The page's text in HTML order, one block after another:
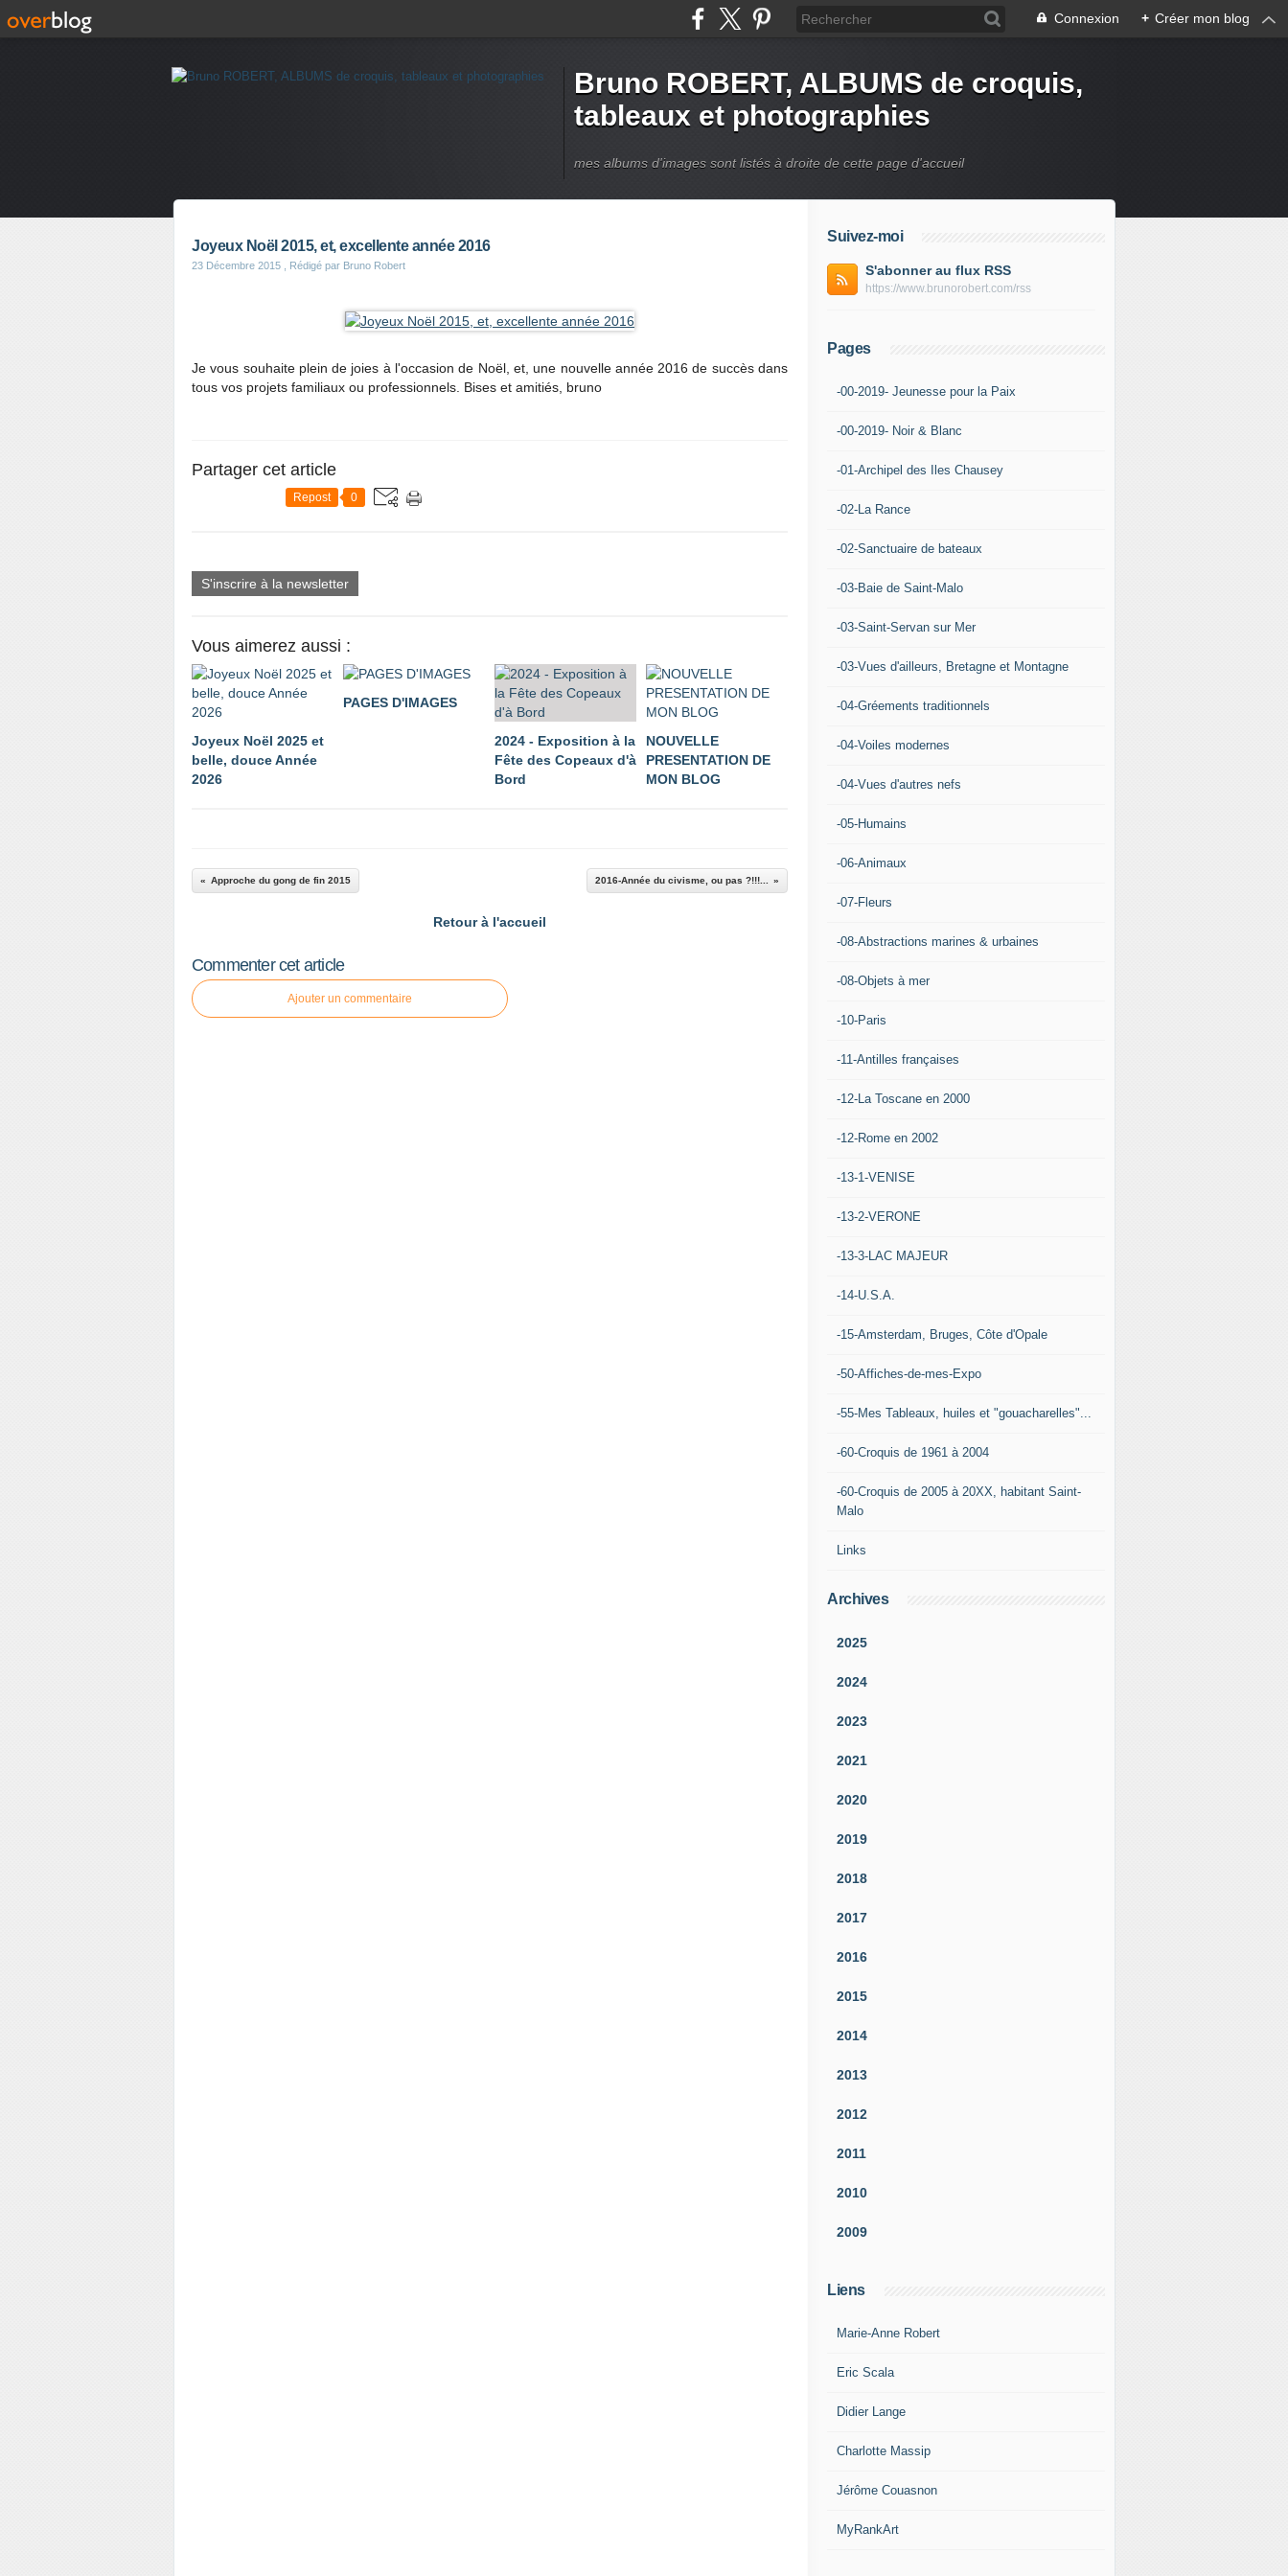
Connexion + Créer mon blog
Bruno ROBERT, ALBUMS de croquis,
tableaux et photographies
mes albums d'images sont listés à droite de cette page d'accueil
Joyeux Noël 2015, et, excellente année 2016
23 Décembre 2015 , Rédigé par Bruno Robert
Je vous souhaite plein de joies à l'occasion de Noël, et, une nouvelle année 2016 de succès dans
tous vos projets familiaux ou professionnels. Bises et amitiés, bruno
Partager cet article
Repost 0
S'inscrire à la newsletter
Vous aimerez aussi :
Joyeux Noël 2025 et
belle, douce Année
2026
PAGES D'IMAGES
2024 - Exposition à la
Fête des Copeaux d'à
Bord
NOUVELLE
PRESENTATION DE
MON BLOG
Approche du gong de fin 2015 2016-Année du civisme, ou pas ?!!!...
Retour à l'accueil
Commenter cet article
Ajouter un commentaire
Suivez-moi
S'abonner au flux RSS
https://www.brunorobert.com/rss
Pages
-00-2019- Jeunesse pour la Paix
-00-2019- Noir & Blanc
-01-Archipel des Iles Chausey
-02-La Rance
-02-Sanctuaire de bateaux
-03-Baie de Saint-Malo
-03-Saint-Servan sur Mer
-03-Vues d'ailleurs, Bretagne et Montagne
-04-Gréements traditionnels
-04-Voiles modernes
-04-Vues d'autres nefs
-05-Humains
-06-Animaux
-07-Fleurs
-08-Abstractions marines & urbaines
-08-Objets à mer
-10-Paris
-11-Antilles françaises
-12-La Toscane en 2000
-12-Rome en 2002
-13-1-VENISE
-13-2-VERONE
-13-3-LAC MAJEUR
-14-U.S.A.
-15-Amsterdam, Bruges, Côte d'Opale
-50-Affiches-de-mes-Expo
-55-Mes Tableaux, huiles et "gouacharelles"...
-60-Croquis de 1961 à 2004
-60-Croquis de 2005 à 20XX, habitant Saint-
Malo
Links
Archives
2025
2024
2023
2021
2020
2019
2018
2017
2016
2015
2014
2013
2012
2011
2010
2009
Liens
Marie-Anne Robert
Eric Scala
Didier Lange
Charlotte Massip
Jérôme Couasnon
MyRankArt